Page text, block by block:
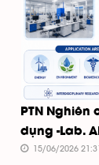
PTN
dụng -Lab.
15/06/2026